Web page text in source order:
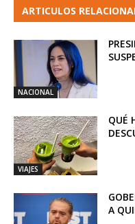
ARTICULOS
NACIONAL
VIAJES
QUÉ
A